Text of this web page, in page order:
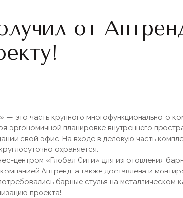
от
— это часть крупного многофункционального
эргономичной планировке внутреннего
свой офис. На входе в деловую часть
охраняется.
центром «Глобал Сити» для изготовления
Аптренд, а также доставлена и
барные стулья на металлическом
проекта!